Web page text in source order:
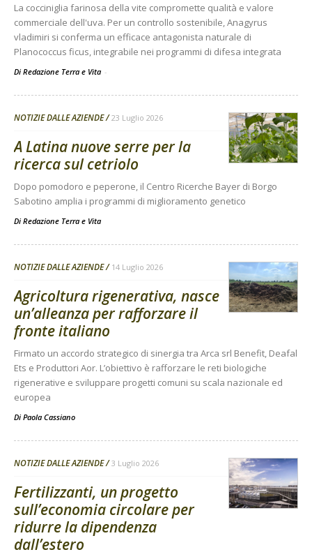
La cocciniglia farinosa della vite compromette qualità e valore
commerciale dell'uva. Per un controllo sostenibile, Anagyrus
vladimiri si conferma un efficace antagonista naturale di
Planococcus ficus, integrabile nei programmi di difesa integrata
Di Redazione Terra e Vita -
NOTIZIE DALLE AZIENDE 23 Luglio 2026
A Latina nuove serre per la
ricerca sul cetriolo
Dopo pomodoro e peperone, il Centro Ricerche Bayer di Borgo
Sabotino amplia i programmi di miglioramento genetico
Di Redazione Terra e Vita
NOTIZIE DALLE AZIENDE 14 Luglio 2026
Agricoltura rigenerativa, nasce
un’alleanza per rafforzare il
fronte italiano
Firmato un accordo strategico di sinergia tra Arca srl Benefit, Deafal
Ets e Produttori Aor. L’obiettivo è rafforzare le reti biologiche
rigenerative e sviluppare progetti comuni su scala nazionale ed
europea
Di Paola Cassiano
NOTIZIE DALLE AZIENDE 3 Luglio 2026
Fertilizzanti, un progetto
sull’economia circolare per
ridurre la dipendenza
dall’estero